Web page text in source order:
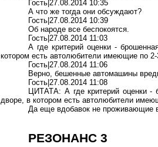
Гость|27.08.2014 10:35
А что же тогда они обсуждают?
Гость|27.08.2014 10:39
Об народе все беспокоятся.
Гость|27.08.2014 11:03
А где критерий оценки -
котором есть автолюбители имеющие по
Гость|27.08.2014 11:06
Верно, бешенные автомашины
Гость|27.08.2014 11:08
ЦИТАТА: А где критерий оценки -
дворе, в котором есть автолюбители
Да еще вдобавок не проживающие
РЕЗОНАНС 3